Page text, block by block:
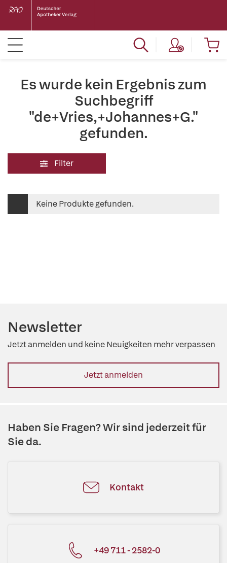
Es wurde kein Ergebnis zum
Suchbegriff
"de+Vries,+Johannes+G."
gefunden.
Filter
Keine Produkte gefunden.
Newsletter
Jetzt anmelden und keine Neuigkeiten mehr verpassen
Jetzt anmelden
Haben Sie Fragen? Wir sind jederzeit für
Sie da.
Kontakt
+49 711 - 2582-0